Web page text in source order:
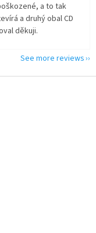
a to tak
a druhý obal CD
děkuji.
See more reviews